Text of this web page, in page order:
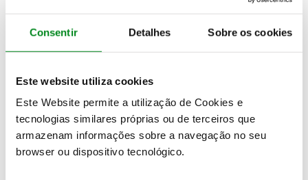
Consentir Detalhes Sobre os cookies
Este website utiliza cookies
Este Website permite a utilização de Cookies e
tecnologias similares próprias ou de terceiros que
armazenam informações sobre a navegação no seu
browser ou dispositivo tecnológico.